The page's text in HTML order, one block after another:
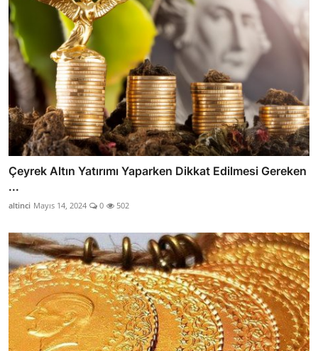
Çeyrek Altın Yatırımı Yaparken Dikkat Edilmesi Gereken
...
altinci Mayıs 14, 2024 0 502